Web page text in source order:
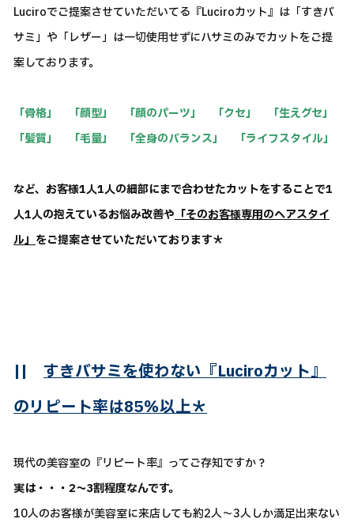
Luciroでご提案させていただいてる『Luciroカット』は「すきバ
サミ」や「レザー」は一切使用せずにハサミのみでカットをご提
案しております。
「骨格」 「顔型」 「顔のパーツ」 「クセ」 「生えグセ」
「髪質」 「毛量」 「全身のバランス」 「ライフスタイル」
など、お客様1人1人の細部にまで合わせたカットをすることで1
人1人の抱えているお悩み改善や 「そのお客様専用のヘアスタイ
ル」 をご提案させていただいております＊
|| すきバサミを使わない『Luciroカット』
のリピート率は85％以上＊
現代の美容室の『リピート率』ってご存知ですか？
実は・・・2～3割程度なんです。
10人のお客様が美容室に来店しても約2人～3人しか満足出来ない